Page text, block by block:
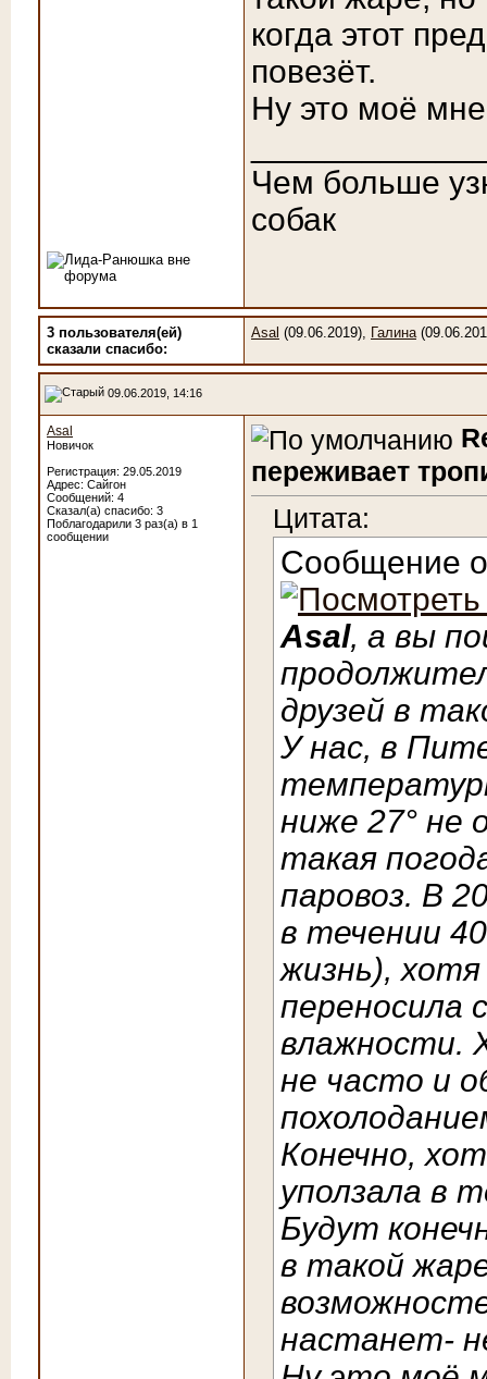
когда этот
повезёт.
Ну это моё
Чем больше
собак
3 пользователя(ей)
сказали cпасибо:
Asal (09.06.2019), Галина
09.06.2019, 14:16
Asal
Новичок
Регистрация: 29.05.2019
Адрес: Сайгон
Сообщений: 4
Сказал(а) спасибо: 3
Поблагодарили 3 раз(а) в 1
сообщении
переживает
Цитата:
Сообщение
Asal, а вы
друзей в
У нас, в
ниже 27° не
такая
паровоз. В
в течении
жизнь),
переносила
влажности.
не часто и
Конечно,
уползала в
Будут
в такой
настанет-